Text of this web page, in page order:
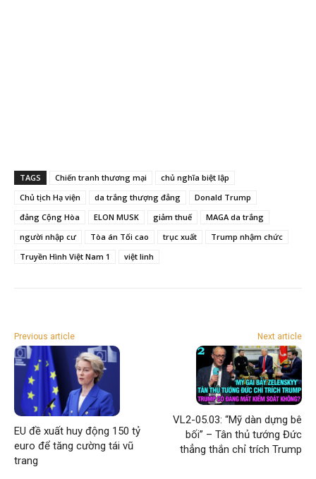
TAGS Chiến tranh thương mại
chủ nghĩa biệt lập
Chủ tịch Hạ viện
da trắng thượng đẳng
Donald Trump
đảng Cộng Hòa
ELON MUSK giảm thuế
MAGA da trắng
người nhập cư
Tòa án Tối cao trục xuất
Trump nhậm chức
Truyền Hình Việt Nam 1
việt linh
Previous article
EU đề xuất huy động 150 tỷ
euro để tăng cường tái vũ
trang
Next article
VL2-05.03: “Mỹ dàn dựng bê
bối” – Tân thủ tướng Đức
thẳng thắn chỉ trích Trump